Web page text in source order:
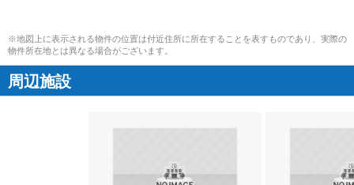
※地図上に表示される物件の位置は付近住所に所在することを表すものであり、実際の
物件所在地とは異なる場合がございます。
周辺施設